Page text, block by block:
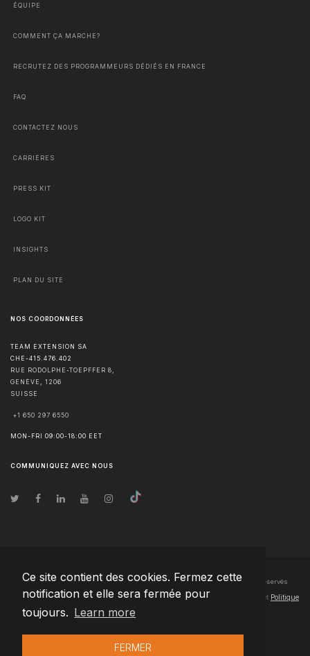
Ce site contient des cookies. Fermez cette
notification et elle sera fermée pour
toujours. Learn more
FERMER
ÉQUIPE
COMMENT ÇA MARCHE?
RECRUTEZ DES PROGRAMMEURS DÉDIÉS EN FRANCE
FAQ
CONTACTEZ NOUS
CARRIÈRES
PRESS KIT
LOGO KIT
INSIGHTS
PLAN DU SITE
NOS COORDONNÉES
TEAM EXTENSION SA
CHE-415.476.402
RUE RODOLPHE-TOEPFFER 8,
GENÈVE
1206
SUISSE
+1 650 297 6550
MON-FRI 09:00-18:00 EET
COMMUNIQUEZ AVEC NOUS
© Droits d'auteur2026 Team Extension SA France- Tous les droits sont réservés
Changelog● En utilisant ce site, vous acceptez nos Conditions d'utilisation et Politique
de confidentialité